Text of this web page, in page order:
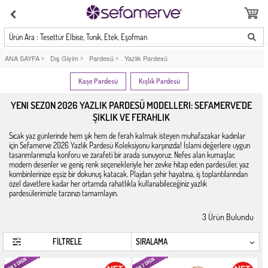
Ürün Ara : Tesettür Elbise, Tunik, Etek, Eşofman
ANA SAYFA > Dış Giyim > Pardesü > Yazlık Pardesü
Kaşe Pardesü Kışlık Pardesü
YENI SEZON 2026 YAZLIK PARDESÜ MODELLERI: SEFAMERVE'DE
ŞIKLIK VE FERAHLIK
Sıcak yaz günlerinde hem şık hem de ferah kalmak isteyen muhafazakar kadınlar
için Sefamerve 2026 Yazlık Pardesü Koleksiyonu karşınızda! İslami değerlere uygun
tasarımlarımızla konforu ve zarafeti bir arada sunuyoruz. Nefes alan kumaşlar,
modern desenler ve geniş renk seçenekleriyle her zevke hitap eden pardesüler, yaz
kombinlerinize eşsiz bir dokunuş katacak. Plajdan şehir hayatına, iş toplantılarından
özel davetlere kadar her ortamda rahatlıkla kullanabileceğiniz yazlık
pardesülerimizle tarzınızı tamamlayın.
3 Ürün Bulundu
FİLTRELE